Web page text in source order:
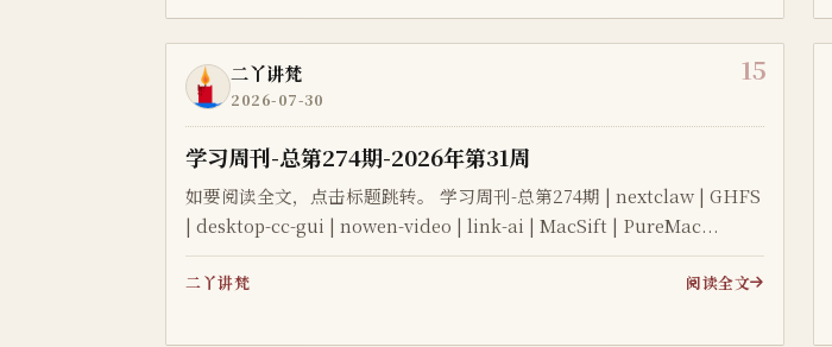
15
二丫讲梵
2026-07-30
学习周刊-总第274期-2026年第31周
如要阅读全文，点击标题跳转。 学习周刊-总第274期 | nextclaw | GHFS
| desktop-cc-gui | nowen-video | link-ai | MacSift | PureMac...
二丫讲梵 阅读全文